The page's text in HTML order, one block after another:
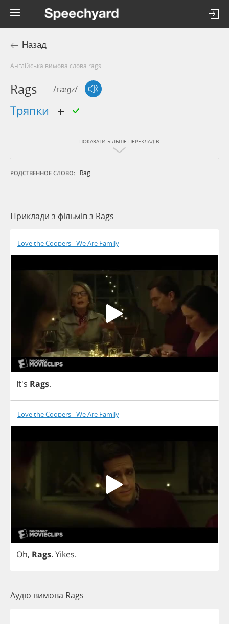
Назад
Англійська вимова слова rags
Rags /ræɡz/
тряпки
ПОКАЗАТИ БІЛЬШЕ ПЕРЕКЛАДІВ
РОДСТВЕННОЕ СЛОВО: Rag
Приклади з фільмів з Rags
Love the Coopers - We Are Family
It's Rags.
Love the Coopers - We Are Family
Oh, Rags. Yikes.
Аудіо вимова Rags